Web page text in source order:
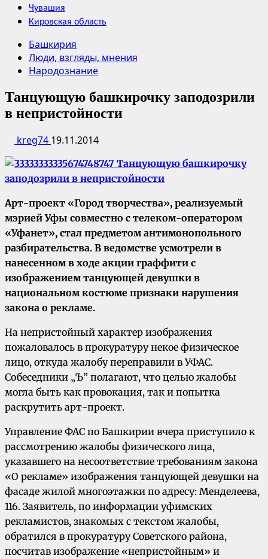
Чувашия
Кировская область
Башкирия
Люди, взгляды, мнения
Народознание
Танцующую башкирочку заподозрили
в непристойности
kreg74 19.11.2014
Арт-проект «Город творчества», реализуемый
мэрией Уфы совместно с телеком-оператором
«Уфанет», стал предметом антимонопольного
разбирательства. В ведомстве усмотрели в
нанесенном в ходе акции граффити с
изображением танцующей девушки в
национальном костюме признаки нарушения
закона о рекламе.
На непристойный характер изображения
пожаловалось в прокуратуру некое физическое
лицо, откуда жалобу переправили в УФАС.
Собеседники „Ъ” полагают, что целью жалобы
могла быть как провокация, так и попытка
раскрутить арт-проект.
Управление ФАС по Башкирии вчера приступило к
рассмотрению жалобы физического лица,
указавшего на несоответствие требованиям закона
«О рекламе» изображения танцующей девушки на
фасаде жилой многоэтажки по адресу: Менделеева,
116. Заявитель, по информации уфимских
рекламистов, знакомых с текстом жалобы,
обратился в прокуратуру Советского района,
посчитав изображение «непристойным» и